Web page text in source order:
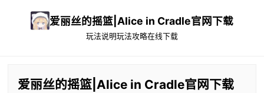
爱丽丝的摇篮|Alice in Cradle官网下载
玩法说明玩法攻略在线下载
爱丽丝的摇篮|Alice in Cradle官网下载